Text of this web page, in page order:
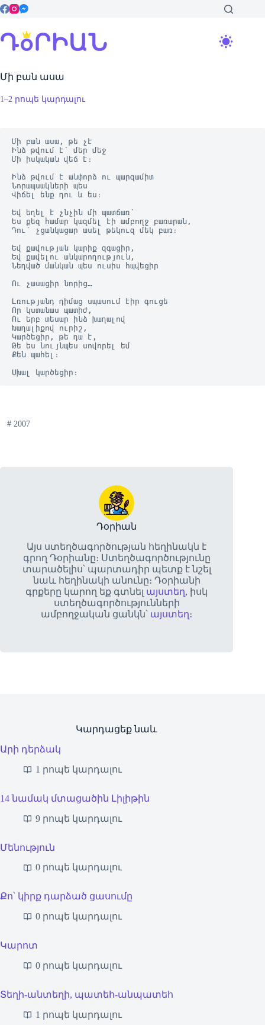
Skip
to
Մի բան ասա
1–2 րոպե կարդալու
Մի բան ասա, թե չէ
Ինձ թվում է՝ մեր մեջ
Մի իսկական վեճ է։
Ինձ թվում է անփորձ ու պարզամիտ
Նորապսակների պես
Վիճել ենք դու և ես։
Եվ եղել է չնչին մի պատճառ՝
Ես քեզ համար կազմել էի ամբողջ բառարան,
Դու՝ չցանկացար ասել թեկուզ մեկ բառ։
Եվ քավության կարիք զգացիր,
Եվ քավելու անկարողություն,
Նեղված մանկան պես ուսիս հպվեցիր
Ու չասացիր նորից…
Լռությանդ դիմաց սպասում էիր գուցե
Որ կստանաս պատիժ,
Ու երբ տեսար ինձ խաղալով
Խաղալիքով ուրիշ,
Կարծեցիր, թե դա է,
Թե ես նույնպես սովորել եմ
Քեն պահել։
Սխալ կարծեցիր։
#2007
Դօրիան
Այս ստեղծագործության հեղինակն է
գրող Դօրիանը։ Ստեղծագործությունը
տարածելիս՝ պարտադիր պետք է նշել
նաև հեղինակի անունը։ Դօրիանի
գրքերը կարող եք գտնել այստեղ, իսկ
ստեղծագործությունների
ամբողջական ցանկն՝ այստեղ։
Կարդացեք նաև
Արի դերձակ
1 րոպե կարդալու
14 նամակ մտացածին Լիլիթին
9 րոպե կարդալու
Մենություն
0 րոպե կարդալու
Քո՝ կիրք դարձած ցասումը
0 րոպե կարդալու
Կարոտ
0 րոպե կարդալու
Տեղի-անտեղի, պատեհ-անպատեհ
1 րոպե կարդալու